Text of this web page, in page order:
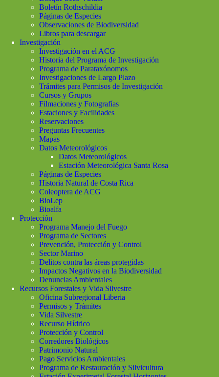
Boletín Rothschildia
Páginas de Especies
Observaciones de Biodiversidad
Libros para descargar
Investigación
Investigación en el ACG
Historia del Programa de Investigación
Programa de Parataxónomos
Investigaciones de Largo Plazo
Trámites para Permisos de Investigación
Cursos y Grupos
Filmaciones y Fotografías
Estaciones y Facilidades
Reservaciones
Preguntas Frecuentes
Mapas
Datos Meteorológicos
Datos Meteorológicos
Estación Meteorológica Santa Rosa
Páginas de Especies
Historia Natural de Costa Rica
Coleoptera de ACG
BioLep
Bioalfa
Protección
Programa Manejo del Fuego
Programa de Sectores
Prevención, Protección y Control
Sector Marino
Delitos contra las áreas protegidas
Impactos Negativos en la Biodiversidad
Denuncias Ambientales
Recursos Forestales y Vida Silvestre
Oficina Subregional Liberia
Permisos y Trámites
Vida Silvestre
Recurso Hídrico
Protección y Control
Corredores Biológicos
Patrimonio Natural
Pago Servicios Ambientales
Programa de Restauración y Silvicultura